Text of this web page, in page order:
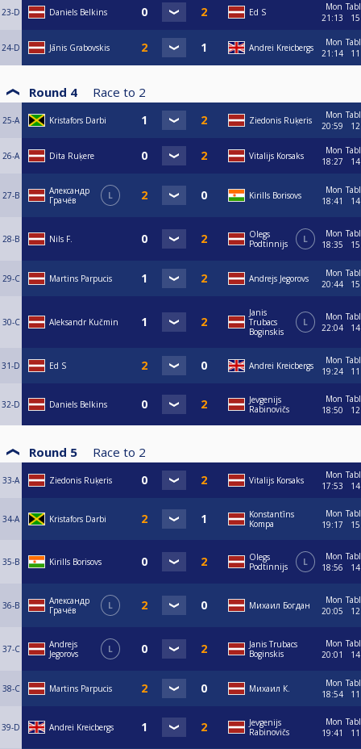
23-D Daniels Belkins Ed S
Mon
21:13
15
24-D Jānis Grabovskis Andrei Kreicbergs
Mon
21:14
11
Round 4 Race to 2
25-A Kristafors Darbi Ziedonis Ruķeris
Mon
20:59
12
26-A Dita Ruķere Vitalijs Korsaks
Mon
18:27
14
27-B
Александр
Грачёв
L Kirills Borisovs
Mon
18:41
14
28-B Nils F.
Olegs
Podtinnijs
L
Mon
18:35
15
29-C Martins Parpucis Andrejs Jegorovs
Mon
20:44
15
30-C Aleksandr Kučmin
Janis
Trubacs
Boginskis
L
Mon
22:04
14
31-D Ed S Andrei Kreicbergs
Mon
19:24
11
32-D Daniels Belkins
Jevgenijs
Rabinovičs
Mon
18:50
12
Round 5 Race to 2
33-A Ziedonis Ruķeris Vitalijs Korsaks
Mon
17:53
14
34-A Kristafors Darbi
Konstantīns
Kompa
Mon
19:17
15
35-B Kirills Borisovs
Olegs
Podtinnijs
L
Mon
18:56
14
36-B
Александр
Грачёв
L Михаил Богдан
Mon
20:05
12
37-C
Andrejs
Jegorovs
L
Janis Trubacs
Boginskis
Mon
20:01
14
38-C Martins Parpucis Mихаил К.
Mon
18:54
11
39-D Andrei Kreicbergs
Jevgenijs
Rabinovičs
Mon
19:41
11